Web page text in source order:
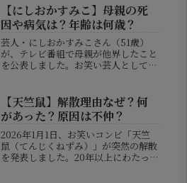
もたびたび登場しており、女優業にと
どまらないマルチな才能を発揮して...
【にしおかすみこ】母親の死
因や病気は？年齢は何歳？
芸人・にしおかすみこさん（51歳）
が、テレビ番組で母親が他界したこと
を公表しました。お笑い芸人として活
知症を患い、数日前に亡くなったと告
白した際には、スタジオが静まり返る
よ...
【天竺鼠】解散理由なぜ？何
があった？原因は不仲？
2026年1月1日、お笑いコンビ「天竺
鼠（てんじくねずみ）」が突然の解散
を発表しました。20年以上にわたって